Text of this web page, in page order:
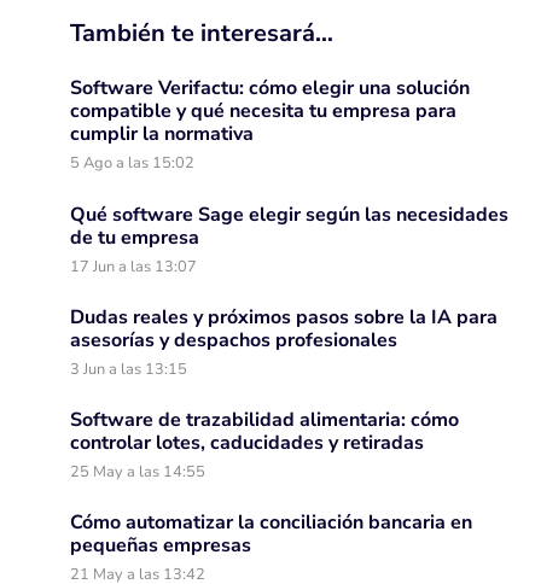
También te interesará…
Software Verifactu: cómo elegir una solución
compatible y qué necesita tu empresa para
cumplir la normativa
5 Ago a las 15:02
Qué software Sage elegir según las necesidades
de tu empresa
17 Jun a las 13:07
Dudas reales y próximos pasos sobre la IA para
asesorías y despachos profesionales
3 Jun a las 13:15
Software de trazabilidad alimentaria: cómo
controlar lotes, caducidades y retiradas
25 May a las 14:55
Cómo automatizar la conciliación bancaria en
pequeñas empresas
21 May a las 13:42